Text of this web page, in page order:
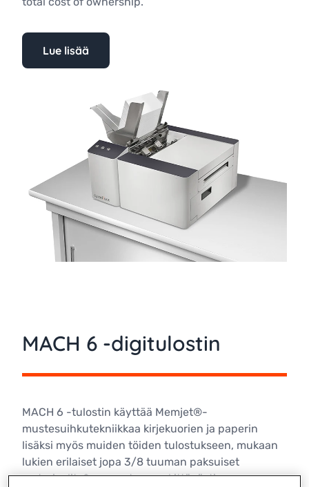
Lue lisää
MACH 6 -digitulostin
MACH 6 -tulostin käyttää Memjet®-
mustesuihkutekniikkaa kirjekuorien ja paperin
lisäksi myös muiden töiden tulostukseen, mukaan
lukien erilaiset jopa 3/8 tuuman paksuiset
materiaalit. Se parantaa merkittävästi